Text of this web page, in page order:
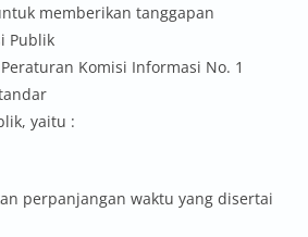
memberikan tanggapan
Publik
Komisi Informasi No. 1
yaitu :
perpanjangan waktu yang disertai